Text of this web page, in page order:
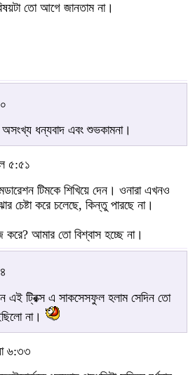
তো আগে জানতাম না।
ধন্যবাদ এবং শুভকামনা।
৫:৫১
টিমকে শিখিয়ে দেন। ওনারা এখনও
করে চলেছে, কিন্তু পারছে না।
আমার তো বিশ্বাস হচ্ছে না।
এই ট্রিক্স এ সাকসেসফুল হলাম সেদিন তো
না।
৬:৩৩